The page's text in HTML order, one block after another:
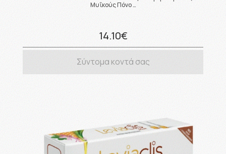
Μυΐκούς Πόνο …
14.10€
Σύντομα κοντά σας